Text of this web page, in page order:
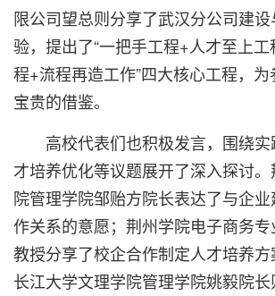
限公司望总则分享了武汉分公司建
验，提出了“一把手工程+人才至上
程+流程再造工作”四大核心工程，
宝贵的借鉴。
高校代表们也积极发言，围绕
才培养优化等议题展开了深入探讨
院管理学院邹贻方院长表达了与企
作关系的意愿；荆州学院电子商务
教授分享了校企合作制定人才培养方
长江大学文理学院管理学院姚毅院